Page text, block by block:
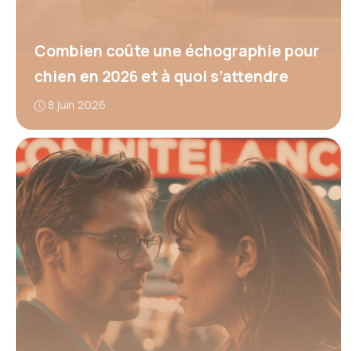
Combien coûte une échographie pour
chien en 2026 et à quoi s’attendre
8 juin 2026